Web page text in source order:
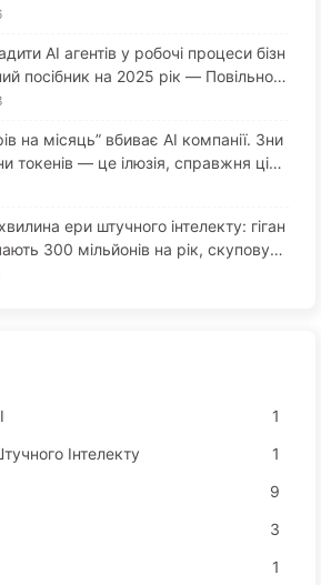
завжди "забувають" у критичні
до 90%? — Повільно в
AI агентів у робочі процеси бізн
посібник на 2025 рік — Повільно в
166
на місяць” вбиває AI компанії. Зни
токенів — це ілюзія, справжня ціна
жадібність — повільно вчимо AI1
ери штучного інтелекту: гіган
300 мільйонів на рік, скуповуют
потужності, забирають ваш с
1
Інтелекту
1
9
3
1